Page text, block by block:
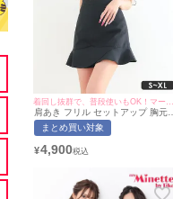
肩あき フリル セットアップ 胸元隠
し バイカラー タイト ミニドレス
(あおぽん着用/S~XLサイズ対応) |
まとめ買い対象
¥4,900